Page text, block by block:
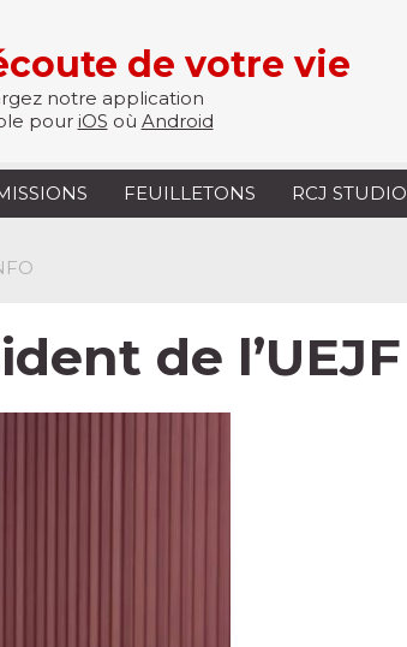
de votre vie
notre application
pour iOS où Android
FEUILLETONS RCJ STUDIO
de l’UEJF